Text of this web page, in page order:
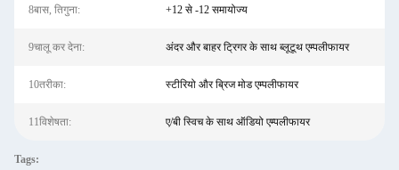
8बास, तिगुना: +12 से -12 समायोज्य
9चालू कर देना: अंदर और बाहर ट्रिगर के साथ ब्लूटूथ एम्पलीफायर
10तरीका: स्टीरियो और ब्रिज मोड एम्पलीफायर
11विशेषता: ए/बी स्विच के साथ ऑडियो एम्पलीफायर
Tags: